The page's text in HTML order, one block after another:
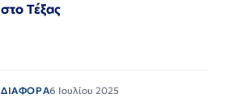
στο Τέξας
ΔΙΑΦΟΡΑ6 Ιουλίου 2025